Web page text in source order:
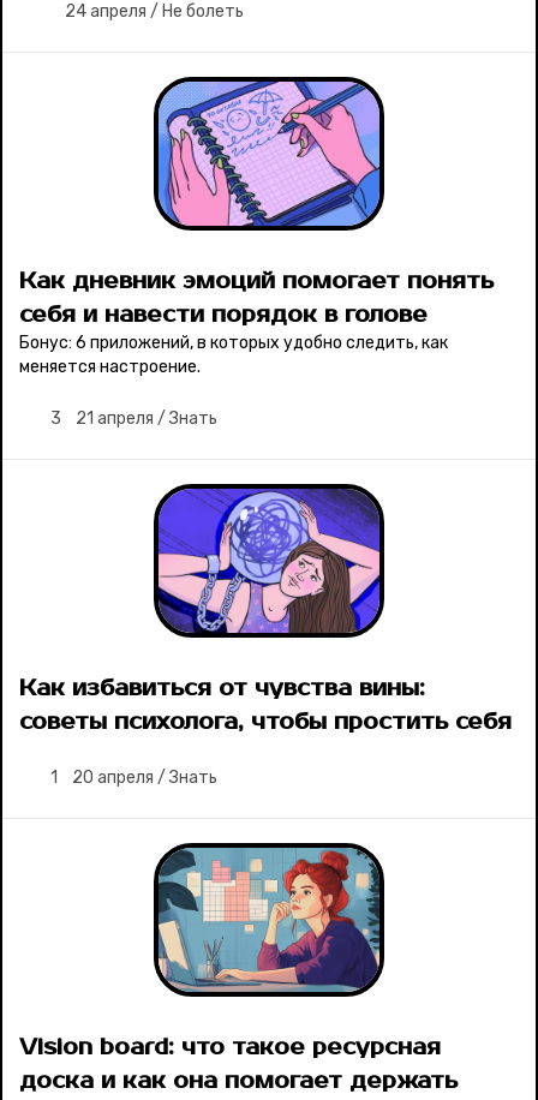
24 апреля / Не болеть
Как дневник эмоций помогает понять
себя и навести порядок в голове
Бонус: 6 приложений, в которых удобно следить, как
меняется настроение.
3 21 апреля / Знать
Как избавиться от чувства вины:
советы психолога, чтобы простить себя
1 20 апреля / Знать
Vision board: что такое ресурсная
доска и как она помогает держать